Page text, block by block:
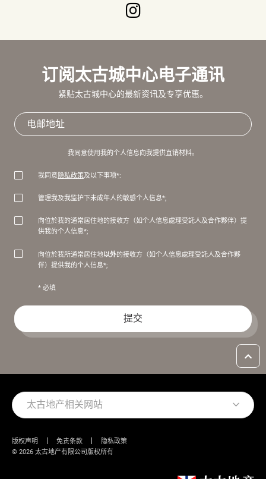
订阅太古城中心电子通讯
紧贴太古城中心的最新资讯及专享优惠。
我同意使用我的个人信息向我提供直销材料。
我同意 隐私政策及以下事项*:
管理我及我监护下未成年人的敏感个人信息*;
向位於我的通常居住地的接收方（如个人信息處理受託人及合作夥伴）提
供我的个人信息*;
向位於我所通常居住地以外的接收方（如个人信息處理受託人及合作夥
伴）提供我的个人信息*;
* 必填
提交
太古地产相关网站
版权声明 免责条款
隐私政策
© 2026 太古地产有限公司版权所有